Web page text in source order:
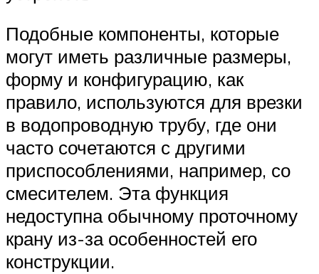
Подобные компоненты, которые
могут иметь различные размеры,
форму и конфигурацию, как
правило, используются для врезки
в водопроводную трубу, где они
часто сочетаются с другими
приспособлениями, например, со
смесителем. Эта функция
недоступна обычному проточному
крану из-за особенностей его
конструкции.